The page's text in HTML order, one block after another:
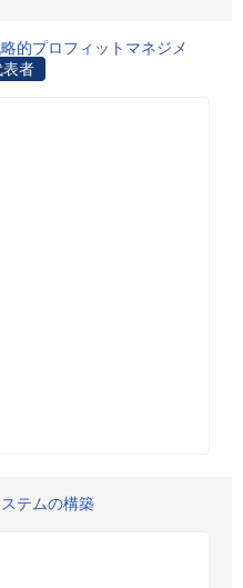
的プロフィットマネジメ
表者
テムの構築